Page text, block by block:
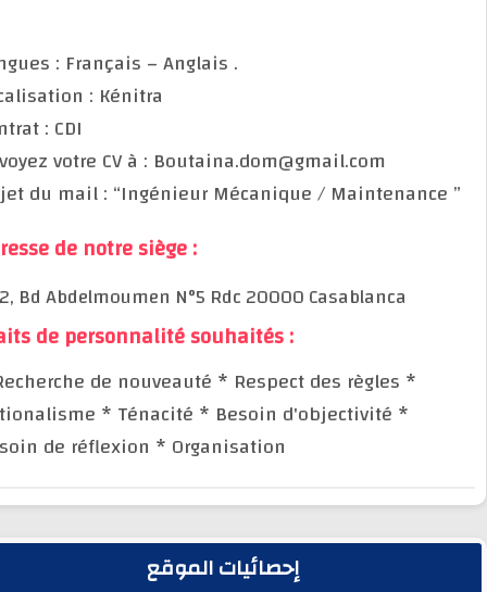
Langues : Français – Anglais .
Localisation : Kénitra
Contrat : CDI
Envoyez votre CV à : Boutaina.dom@gmail.com
Objet du mail : “Ingénieur Mécanique /
Adresse de notre siège :
202, Bd Abdelmoumen N°5 Rdc 20000 Casablanca
Traits de personnalité souhaités :
* Recherche de nouveauté* Respect des règles
Rationalisme* Ténacité* Besoin d'objectivité
Besoin de réflexion* Organisation
إحصائيات الموقع